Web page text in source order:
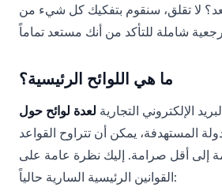
لا تقلق، سنقوم بتفكيك كل شيء من
ما هي اللوائح الرئيسية؟
الإلكتروني التجارية لعدة لوائح حول
المستهدفة، يمكن أن تتراوح القواعد
إلى أقل صرامة. إليك نظرة عامة على
القوانين الرئيسية السارية حالياً: